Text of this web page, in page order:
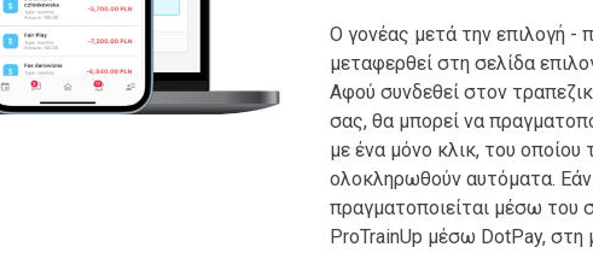
Ο γονέας μετά την επιλογή -
μεταφερθεί στη σελίδα
Αφού συνδεθεί στον
σας, θα μπορεί να
με ένα μόνο κλικ, του οποίου
ολοκληρωθούν αυτόματα.
πραγματοποιείται μέσω του
ProTrainUp μέσω DotPay, στη